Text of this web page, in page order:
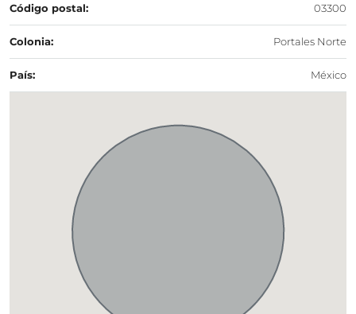
Código postal: 03300
Colonia: Portales Norte
País: México